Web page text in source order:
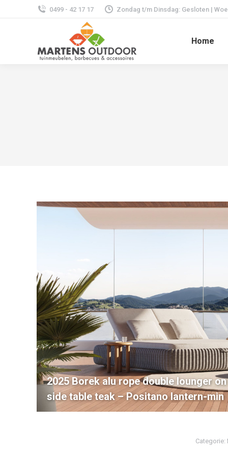
0499 - 42 17 17 Zondag t/m Dinsdag: Gesloten |
Home
2025 Borek alu rope double lounger
side table teak – Positano lantern-min
Categorie: